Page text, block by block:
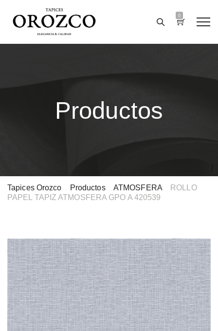
0
Productos
Tapices Orozco Productos> ATMOSFERA>
ROLLO
PAPEL TAPIZ ATMOSFERA GPO A 420539